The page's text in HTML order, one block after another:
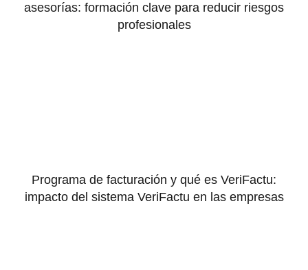
asesorías: formación clave para reducir riesgos
profesionales
Programa de facturación y qué es VeriFactu:
impacto del sistema VeriFactu en las empresas